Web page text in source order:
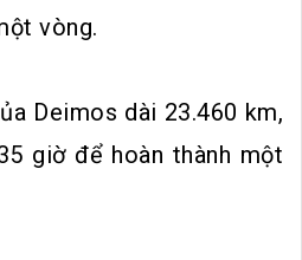
vòng.
Deimos dài 23.460 km,
giờ để hoàn thành một